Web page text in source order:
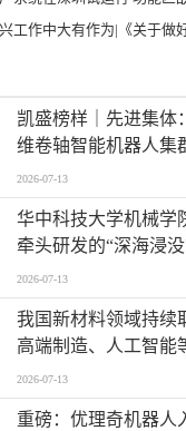
有作为|《关于做好2023年全面推进乡
凯盛榜样｜先进集体
维卷轴智能机器人集
——迈向“智造”新高度
2026-07-13
华中科技大学机械学
牵头研发的“深海浸
关键技术及应用”荣获
二等奖
2026-07-13
我国新材料领域持续
高端制造、人工智能
2026-07-13
重磅：优理奇机器人